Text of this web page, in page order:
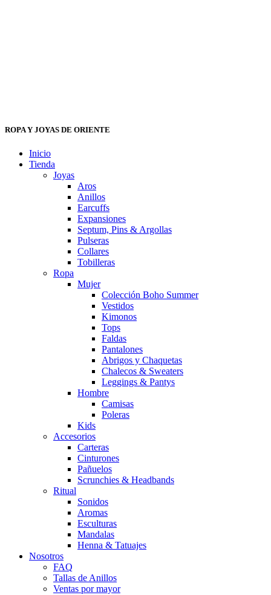
ROPA Y JOYAS DE ORIENTE
Inicio
Tienda
Joyas
Aros
Anillos
Earcuffs
Expansiones
Septum, Pins & Argollas
Pulseras
Collares
Tobilleras
Ropa
Mujer
Colección Boho Summer
Vestidos
Kimonos
Tops
Faldas
Pantalones
Abrigos y Chaquetas
Chalecos & Sweaters
Leggings & Pantys
Hombre
Camisas
Poleras
Kids
Accesorios
Carteras
Cinturones
Pañuelos
Scrunchies & Headbands
Ritual
Sonidos
Aromas
Esculturas
Mandalas
Henna & Tatuajes
Nosotros
FAQ
Tallas de Anillos
Ventas por mayor